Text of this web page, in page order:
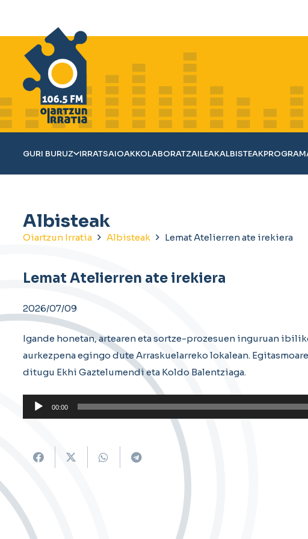
GURI BURUZ IRRATSAIOAKKOLABORATZAILEAKALBISTEAK
Albisteak
Oiartzun Irratia Albisteak Lemat Atelierren ate irekiera
Lemat Atelierren ate irekiera
2026/07/09
Igande honetan, artearen eta sortze-prozesuen inguruan
aurkezpena egingo dute Arraskuelarreko lokalean.
ditugu Ekhi Gaztelumendi eta Koldo Balentziaga.
Soinu
erreproduzigailua
00:00